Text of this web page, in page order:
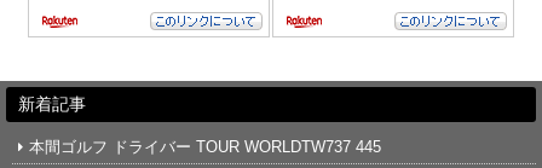
新着記事
本間ゴルフ ドライバー TOUR WORLDTW737 445